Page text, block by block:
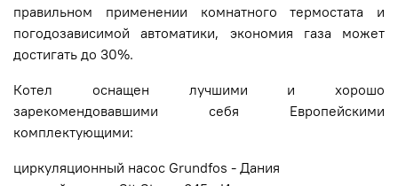
правильном применении комнатного термостата и
погодозависимой автоматики, экономия газа может
достигать до 30%.
Котел оснащен лучшими и хорошо
зарекомендовавшими себя Европейскими
комплектующими:
циркуляционный насос Grundfos - Дания